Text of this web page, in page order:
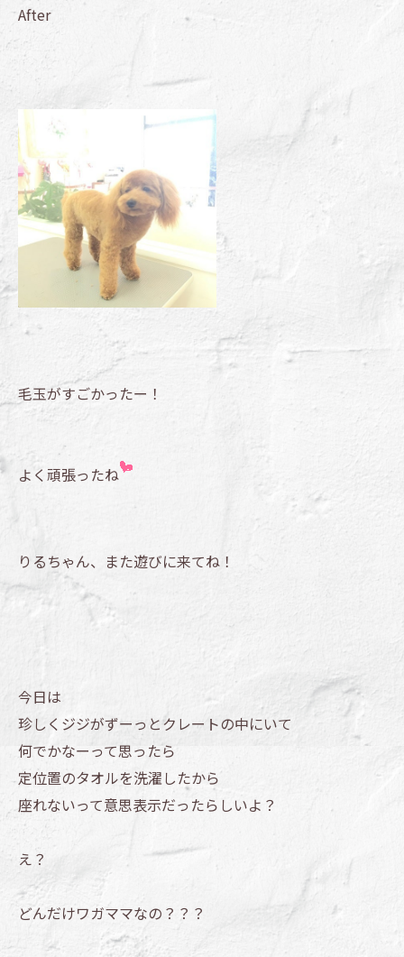
After
毛玉がすごかったー！
よく頑張ったね
りるちゃん、また遊びに来てね！
今日は
珍しくジジがずーっとクレートの中にいて
何でかなーって思ったら
定位置のタオルを洗濯したから
座れないって意思表示だったらしいよ？
え？
どんだけワガママなの？？？